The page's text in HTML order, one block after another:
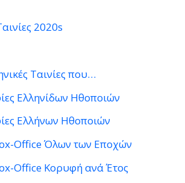
2020s
Ταινίες που…
Ελληνίδων Ηθοποιών
Ελλήνων Ηθοποιών
Office Όλων των Εποχών
Office Κορυφή ανά Έτος